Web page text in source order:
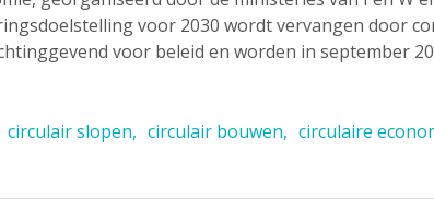
voor 2030 wordt vervangen door
voor beleid en worden in september
circulair slopen circulair bouwen
circulaire